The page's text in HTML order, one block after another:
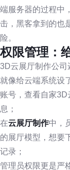
端服务器的过程中
击，黑客拿到的也
险。
权限管理：
3D云展厅制作公司
就像给云端系统设
账号，查看自家
息；
在云展厅制作中，
的展厅模型，想要
记录；
管理员权限更是严